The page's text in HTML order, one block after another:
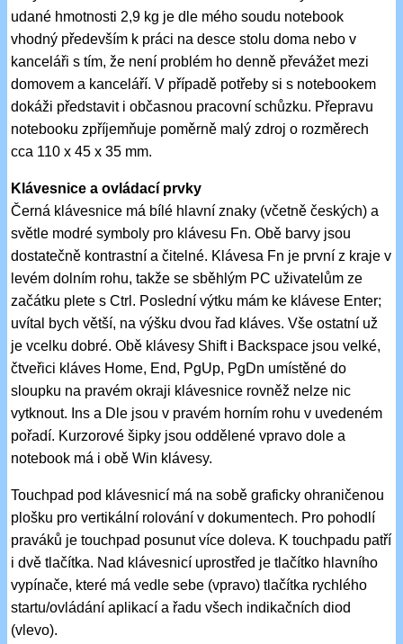
udané hmotnosti 2,9 kg je dle mého soudu notebook
vhodný především k práci na desce stolu doma nebo v
kanceláři s tím, že není problém ho denně převážet mezi
domovem a kanceláří. V případě potřeby si s notebookem
dokáži představit i občasnou pracovní schůzku. Přepravu
notebooku zpříjemňuje poměrně malý zdroj o rozměrech
cca 110 x 45 x 35 mm.
Klávesnice a ovládací prvky
Černá klávesnice má bílé hlavní znaky (včetně českých) a
světle modré symboly pro klávesu Fn. Obě barvy jsou
dostatečně kontrastní a čitelné. Klávesa Fn je první z kraje v
levém dolním rohu, takže se sběhlým PC uživatelům ze
začátku plete s Ctrl. Poslední výtku mám ke klávese Enter;
uvítal bych větší, na výšku dvou řad kláves. Vše ostatní už
je vcelku dobré. Obě klávesy Shift i Backspace jsou velké,
čtveřici kláves Home, End, PgUp, PgDn umístěné do
sloupku na pravém okraji klávesnice rovněž nelze nic
vytknout. Ins a Dle jsou v pravém horním rohu v uvedeném
pořadí. Kurzorové šipky jsou oddělené vpravo dole a
notebook má i obě Win klávesy.
Touchpad pod klávesnicí má na sobě graficky ohraničenou
plošku pro vertikální rolování v dokumentech. Pro pohodlí
praváků je touchpad posunut více doleva. K touchpadu patří
i dvě tlačítka. Nad klávesnicí uprostřed je tlačítko hlavního
vypínače, které má vedle sebe (vpravo) tlačítka rychlého
startu/ovládání aplikací a řadu všech indikačních diod
(vlevo).